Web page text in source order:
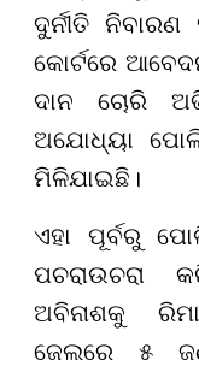
ଦୁର୍ନୀତି
କୋର୍ଟରେ
ଦାନ ଚୋରି
ଅଯୋଧ୍ୟା
ମିଳିଯାଇଛି।
ଏହା ପୂର୍ବରୁ
ପଚରାଉଚରା
ଅବିନାଶକୁ
ଜେଲରେ ୫